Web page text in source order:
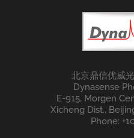
北京鼎信优威
Dynasense
E-915, Morgen
Xicheng Dist.,
Phone: